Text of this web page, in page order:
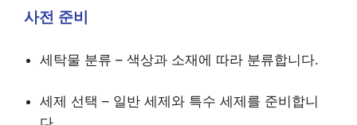
사전 준비
세탁물 분류 – 색상과 소재에 따라 분류합니다.
세제 선택 – 일반 세제와 특수 세제를 준비합니